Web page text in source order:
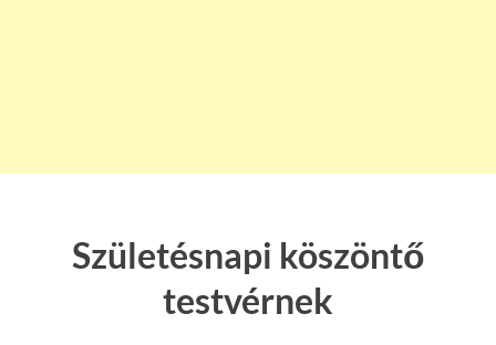
Születésnapi köszöntő
testvérnek